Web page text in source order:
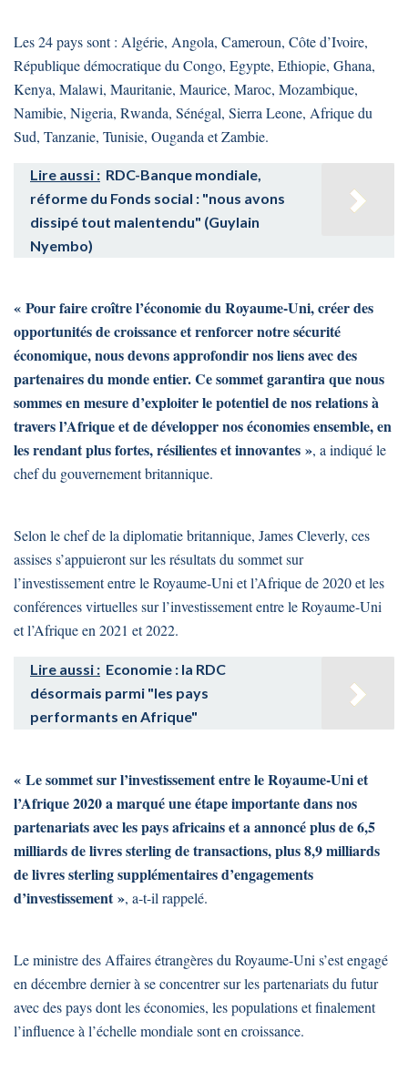
Les 24 pays sont : Algérie, Angola, Cameroun, Côte d’Ivoire,
République démocratique du Congo, Egypte, Ethiopie, Ghana,
Kenya, Malawi, Mauritanie, Maurice, Maroc, Mozambique,
Namibie, Nigeria, Rwanda, Sénégal, Sierra Leone, Afrique du
Sud, Tanzanie, Tunisie, Ouganda et Zambie.
Lire aussi : RDC-Banque mondiale,
réforme du Fonds social : "nous avons
dissipé tout malentendu" (Guylain
Nyembo)
« Pour faire croître l’économie du Royaume-Uni, créer des
opportunités de croissance et renforcer notre sécurité
économique, nous devons approfondir nos liens avec des
partenaires du monde entier. Ce sommet garantira que nous
sommes en mesure d’exploiter le potentiel de nos relations à
travers l’Afrique et de développer nos économies ensemble, en
les rendant plus fortes, résilientes et innovantes », a indiqué le
chef du gouvernement britannique.
Selon le chef de la diplomatie britannique, James Cleverly, ces
assises s’appuieront sur les résultats du sommet sur
l’investissement entre le Royaume-Uni et l’Afrique de 2020 et les
conférences virtuelles sur l’investissement entre le Royaume-Uni
et l’Afrique en 2021 et 2022.
Lire aussi : Economie : la RDC
désormais parmi "les pays
performants en Afrique"
« Le sommet sur l’investissement entre le Royaume-Uni et
l’Afrique 2020 a marqué une étape importante dans nos
partenariats avec les pays africains et a annoncé plus de 6,5
milliards de livres sterling de transactions, plus 8,9 milliards
de livres sterling supplémentaires d’engagements
d’investissement », a-t-il rappelé.
Le ministre des Affaires étrangères du Royaume-Uni s’est engagé
en décembre dernier à se concentrer sur les partenariats du futur
avec des pays dont les économies, les populations et finalement
l’influence à l’échelle mondiale sont en croissance.